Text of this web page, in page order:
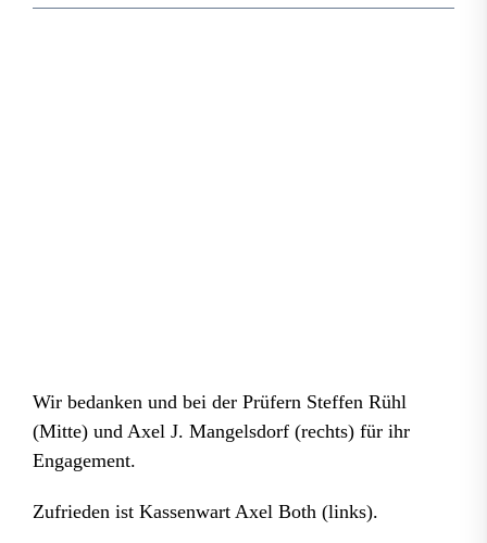
Wir bedanken und bei der Prüfern Steffen Rühl
(Mitte) und Axel J. Mangelsdorf (rechts) für ihr
Engagement.
Zufrieden ist Kassenwart Axel Both (links).